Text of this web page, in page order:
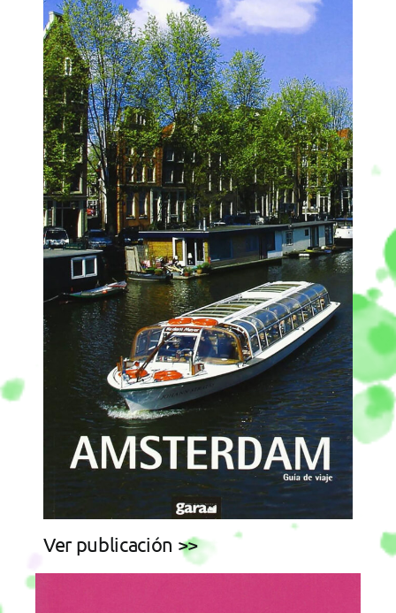
Ver publicación >>